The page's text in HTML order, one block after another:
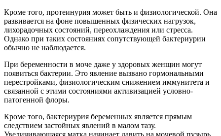
Кроме того, протеинурия может быть и физиологической. Она
развивается на фоне повышенных физических нагрузок,
лихорадочных состояний, переохлаждения или стресса.
Однако при таких состояниях сопутствующей бактериурии
обычно не наблюдается.
При беременности в моче даже у здоровых женщин могут
появиться бактерии. Это явление вызвано гормональными
перестройками, физиологическим снижением иммунитета и
связанной с этими состояниями активизацией условно-
патогенной флоры.
Кроме того, бактериурия беременных является прямым
следствием застойных явлений в малом тазу.
Увеличивающаяся матка начинает давить на мочевой пузырь,